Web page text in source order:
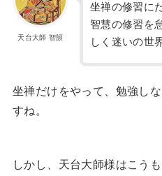
天台大師 智顗
坐禅の修習に
智慧の修習を
しく迷いの世
坐禅だけをやって、勉強し
すね。
しかし、天台大師様はこう